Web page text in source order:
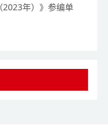
年）》参编单